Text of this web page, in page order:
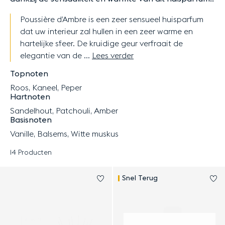
Poussière d’Ambre is een zeer sensueel huisparfum
dat uw interieur zal hullen in een zeer warme en
hartelijke sfeer. De kruidige geur verfraait de
elegantie van de ...
Lees verder
Topnoten
Roos, Kaneel, Peper
Hartnoten
Sandelhout, Patchouli, Amber
Basisnoten
Vanille, Balsems, Witte muskus
14 Producten
Log in om Parfumsticks
Snel Terug